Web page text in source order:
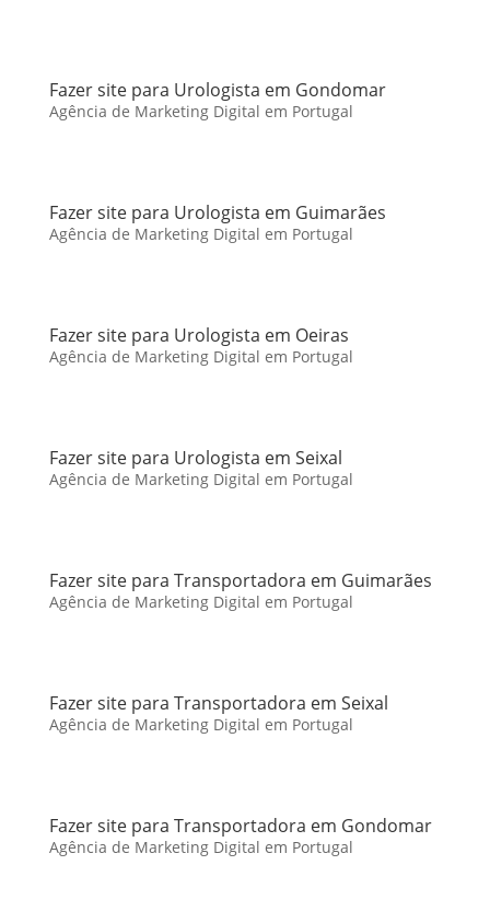
Fazer site para Urologista em Gondomar
Agência de Marketing Digital em Portugal
Fazer site para Urologista em Guimarães
Agência de Marketing Digital em Portugal
Fazer site para Urologista em Oeiras
Agência de Marketing Digital em Portugal
Fazer site para Urologista em Seixal
Agência de Marketing Digital em Portugal
Fazer site para Transportadora em Guimarães
Agência de Marketing Digital em Portugal
Fazer site para Transportadora em Seixal
Agência de Marketing Digital em Portugal
Fazer site para Transportadora em Gondomar
Agência de Marketing Digital em Portugal